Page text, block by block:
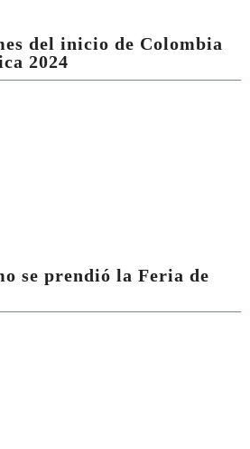
del inicio de Colombia
2024
se prendió la Feria de